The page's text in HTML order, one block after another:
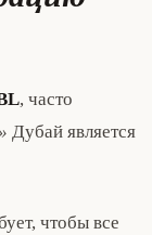
, часто
Дубай является
чтобы все